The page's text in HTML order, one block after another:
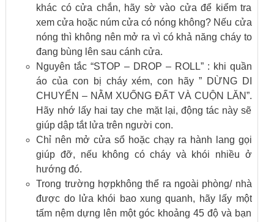
khác có cửa chắn, hãy sờ vào cửa để kiểm tra
xem cửa hoặc núm cửa có nóng không? Nếu cửa
nóng thì không nên mở ra vì có khả năng cháy to
đang bùng lên sau cánh cửa.
Nguyên tắc “STOP – DROP – ROLL” : khi quần
áo của con bị cháy xém, con hãy ” DỪNG DI
CHUYỂN – NẰM XUỐNG ĐẤT VÀ CUỘN LĂN”.
Hãy nhớ lấy hai tay che mặt lại, động tác này sẽ
giúp dập tắt lửa trên người con.
Chỉ nên mở cửa sổ hoặc chạy ra hành lang gọi
giúp đỡ, nếu không có cháy và khói nhiều ở
hướng đó.
Trong trường hợpkhông thể ra ngoài phòng/ nhà
được do lửa khói bao xung quanh, hãy lấy một
tấm nệm dựng lên một góc khoảng 45 độ và bạn